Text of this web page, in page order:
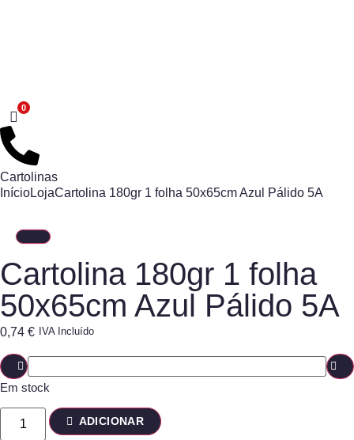
Cartolinas
InícioLojaCartolina 180gr 1 folha 50x65cm Azul Pálido 5A
Cartolina 180gr 1 folha
50x65cm Azul Pálido 5A
0,74 € IVA Incluído
Em stock
ADICIONAR